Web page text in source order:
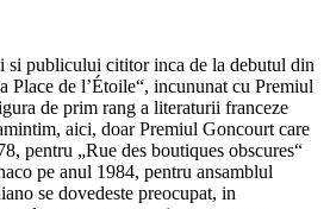
si publicului cititor inca de la debutul din
Place de l’Étoile“, incununat cu Premiul
de prim rang a literaturii franceze
aici, doar Premiul Goncourt care
pentru „Rue des boutiques obscures“
pe anul 1984, pentru ansamblul
se dovedeste preocupat, in